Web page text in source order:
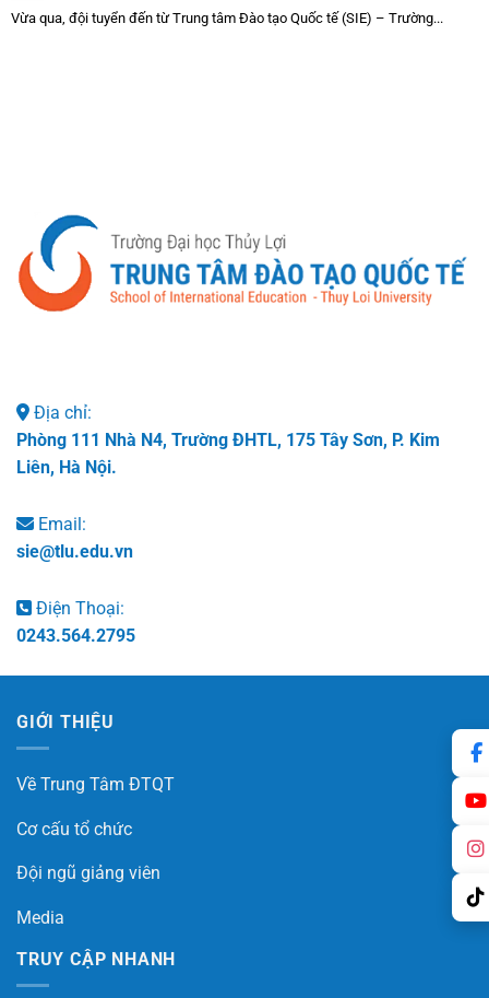
Vừa qua, đội tuyển đến từ Trung tâm Đào tạo Quốc tế (SIE) – Trường...
Địa chỉ:
Phòng 111 Nhà N4, Trường ĐHTL, 175 Tây Sơn, P. Kim
Liên, Hà Nội.
Email:
sie@tlu.edu.vn
Điện Thoại:
0243.564.2795
GIỚI THIỆU
Về Trung Tâm ĐTQT
Cơ cấu tổ chức
Đội ngũ giảng viên
Media
TRUY CẬP NHANH